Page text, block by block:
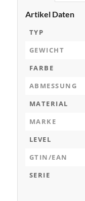
Artikel Daten
TYP
GEWICHT
FARBE
ABMESSUNG
MATERIAL
MARKE
LEVEL
GTIN/EAN
SERIE